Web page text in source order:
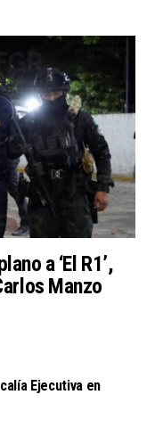
a ‘El R1’,
Manzo
Ejecutiva en